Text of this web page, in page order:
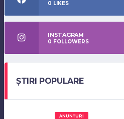
0 LIKES
INSTAGRAM
0 FOLLOWERS
ȘTIRI POPULARE
ANUNȚURI